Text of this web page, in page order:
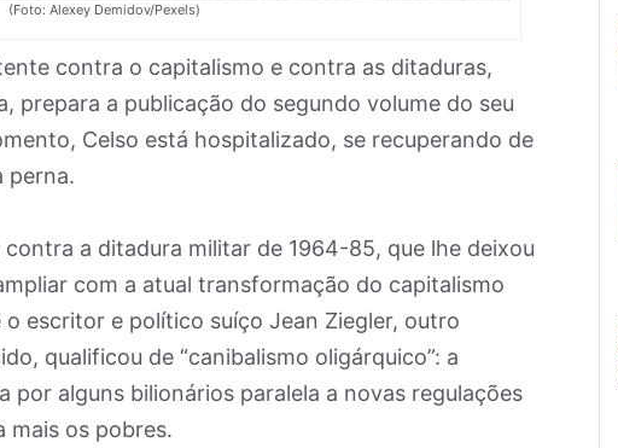
(Foto: Alexey Demidov/Pexels)
contra o capitalismo e contra as ditaduras,
prepara a publicação do segundo volume do seu
Celso está hospitalizado, se recuperando de
perna.
contra a ditadura militar de 1964-85, que lhe deixou
com a atual transformação do capitalismo
escritor e político suíço Jean Ziegler, outro
qualificou de “canibalismo oligárquico”: a
por alguns bilionários paralela a novas regulações
mais os pobres.